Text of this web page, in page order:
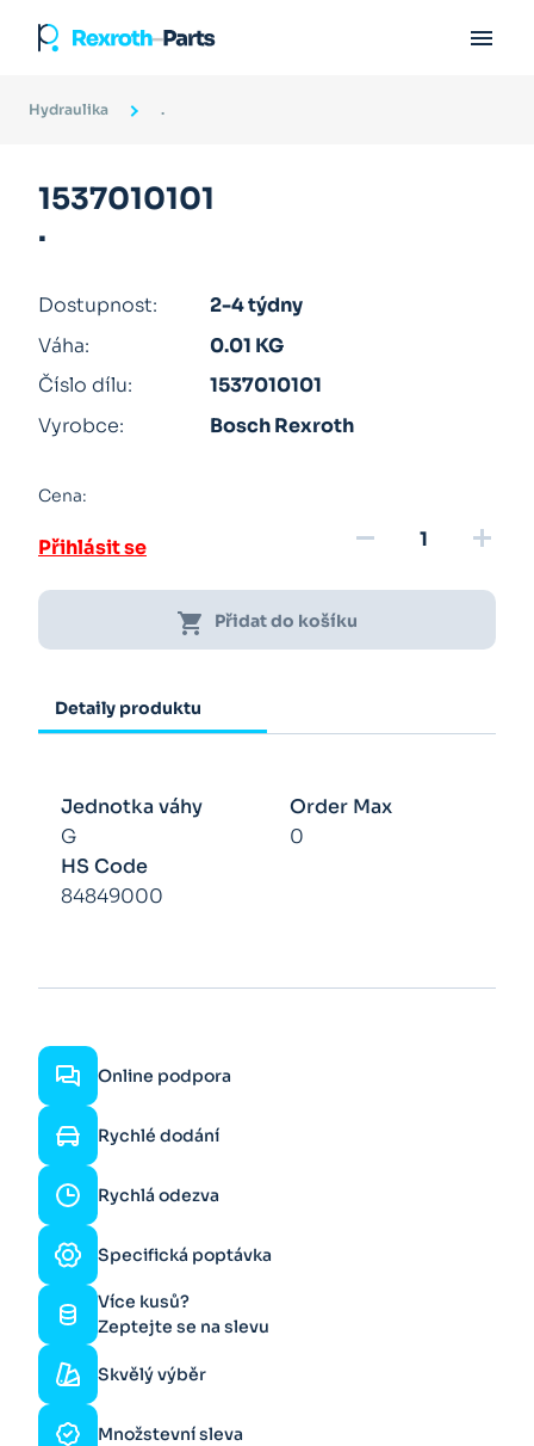

Hydraulika .
1537010101
.
Dostupnost:
2-4 týdny
Váha:
0.01 KG
Číslo dílu:
1537010101
Vyrobce:
Bosch Rexroth
Cena:
Přihlásit se remove add
shopping_cart Přidat do košíku
Detaily produktu
Jednotka váhy
G
Order Max
0
HS Code
84849000
Online podpora
Rychlé dodání
Rychlá odezva
Specifická poptávka
Více kusů?
Zeptejte se na slevu
Skvělý výběr
Množstevní sleva